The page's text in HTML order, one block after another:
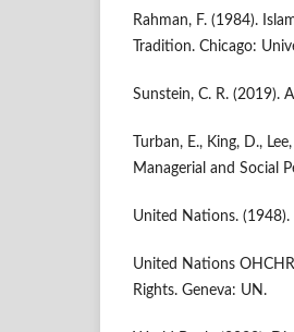
Rahman, F. (1984).
Tradition. Chicago:
Sunstein, C. R. (2019).
Turban, E., King, D.,
Managerial and Social
United Nations.
United Nations
Rights. Geneva: UN.